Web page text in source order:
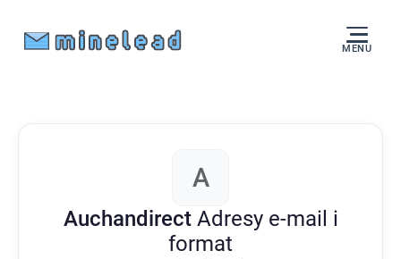
MENU
A
Auchandirect Adresy e-mail i
format